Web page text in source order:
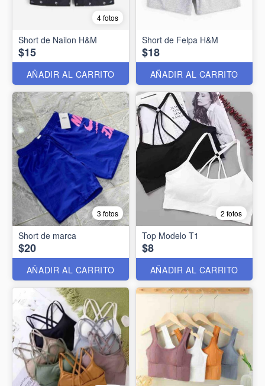
4 fotos
Short de Nailon H&M
$15
AÑADIR AL CARRITO
Short de Felpa H&M
$18
AÑADIR AL CARRITO
3 fotos
Short de marca
$20
AÑADIR AL CARRITO
2 fotos
Top Modelo T1
$8
AÑADIR AL CARRITO